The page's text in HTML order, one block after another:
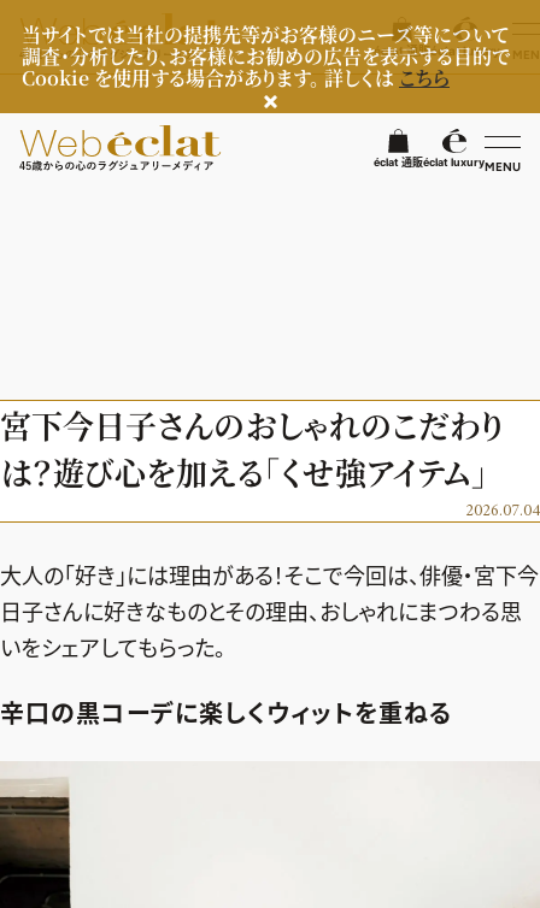
当サイトでは当社の提携先等がお客様のニーズ等について
調査・分析したり、お客様にお勧めの広告を表示する目的で
Cookie を使用する場合があります。 詳しくはこちら
éclat 通販éclat luxuryMENU検
8月の毎日コーデ
50代なに着てる？
ヘアスタイル・ヘアケア
エイジングケア
メイク
50代ベストコスメ
ヘルスケア
ヘルスケアTOPICS
更年期
ストレッチ・エクササイズ
ダイエット
ライフスタイル
ゴルフ
住まい
カルチャー
50代のお悩み
エクラ 華組メンバー一覧
エクラ 華組ランキング
チームJマダム
チームJマダムメンバー一覧
チームJマダムランキング
編集長コラム
あら、素敵☆ 手帖
占い
イヴルルド遙華の12星座占い
スペシャル占い
試し読み
エクラ通販
エクラプレミアムNEWS
from編集部
éclat 通販éclat luxury
宮下今日子さんのおしゃれのこだわり
は？遊び心を加える「くせ強アイテム」
2026.07.04
大人の「好き」には理由がある！そこで今回は、俳優・宮下今
日子さんに好きなものとその理由、おしゃれにまつわる思
いをシェアしてもらった。
辛口の黒コーデに楽しくウィットを重ねる